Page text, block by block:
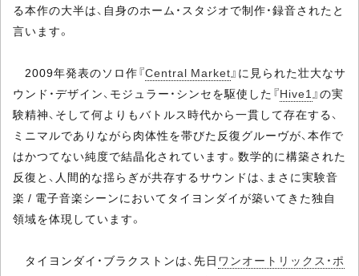
る本作の大半は、自身のホーム・スタジオで制作・録音されたと
言います。
2009年発表のソロ作『Central Market』に見られた壮大なサ
ウンド・デザイン、モジュラー・シンセを駆使した『Hive1』の実
験精神、そして何よりもバトルス時代から一貫して存在する、
ミニマルでありながら肉体性を帯びた反復グルーヴが、本作で
はかつてない純度で結晶化されています。数学的に構築された
反復と、人間的な揺らぎが共存するサウンドは、まさに実験音
楽 / 電子音楽シーンにおいてタイヨンダイが築いてきた独自
領域を体現しています。
タイヨンダイ・ブラクストンは、先日 ワンオートリックス・ポ